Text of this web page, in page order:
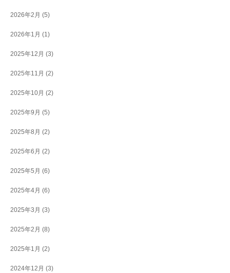
2026年2月 (5)
2026年1月 (1)
2025年12月 (3)
2025年11月 (2)
2025年10月 (2)
2025年9月 (5)
2025年8月 (2)
2025年6月 (2)
2025年5月 (6)
2025年4月 (6)
2025年3月 (3)
2025年2月 (8)
2025年1月 (2)
2024年12月 (3)